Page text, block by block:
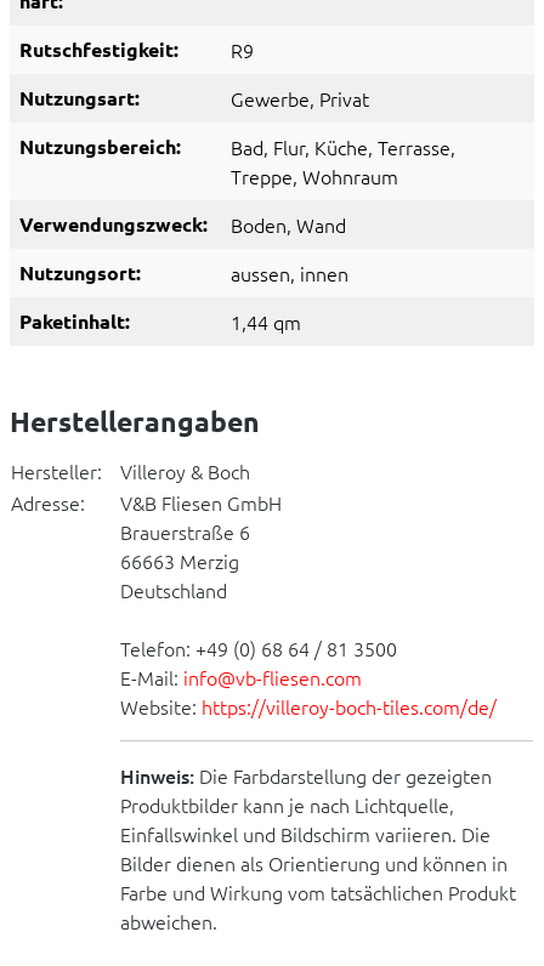
Rutschfestigkeit: R9
Nutzungsart: Gewerbe, Privat
Nutzungsbereich: Bad, Flur, Küche, Terrasse,
Treppe, Wohnraum
Verwendungszweck: Boden, Wand
Nutzungsort: aussen, innen
Paketinhalt: 1,44 qm
Herstellerangaben
Hersteller:
Villeroy & Boch
Adresse:
V&B Fliesen GmbH
Brauerstraße 6
66663 Merzig
Deutschland
Telefon: +49 (0) 68 64 / 81 3500
E-Mail: info@vb-fliesen.com
Website: https://villeroy-boch-tiles.com/de/
Hinweis: Die Farbdarstellung der gezeigten
Produktbilder kann je nach Lichtquelle,
Einfallswinkel und Bildschirm variieren. Die
Bilder dienen als Orientierung und können in
Farbe und Wirkung vom tatsächlichen Produkt
abweichen.